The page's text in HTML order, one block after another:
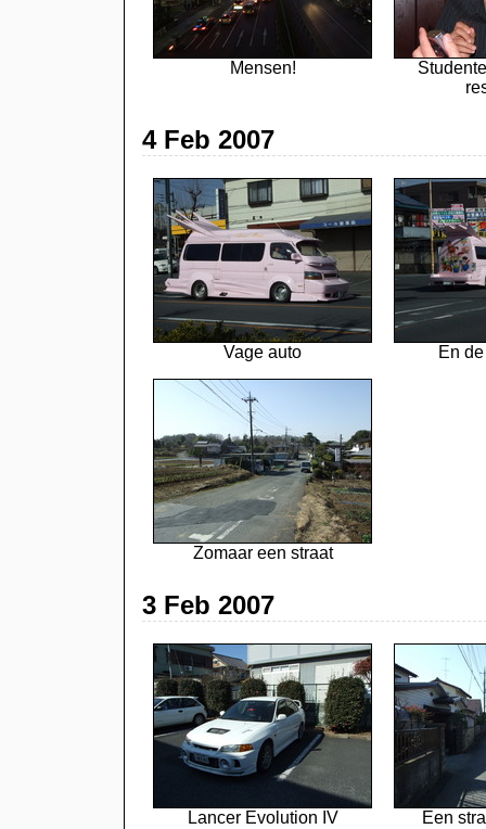
Mensen!
4 Feb 2007
Vage auto En
Zomaar een straat
3 Feb 2007
Lancer Evolution IV Een